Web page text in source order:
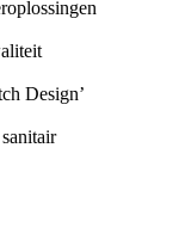
Design’